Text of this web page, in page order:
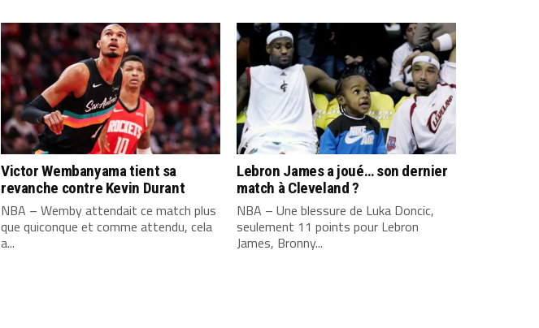
Victor Wembanyama tient sa
revanche contre Kevin Durant
NBA – Wemby attendait ce match plus
que quiconque et comme attendu, cela
a...
Lebron James a joué… son dernier
match à Cleveland ?
NBA – Une blessure de Luka Doncic,
seulement 11 points pour Lebron
James, Bronny...